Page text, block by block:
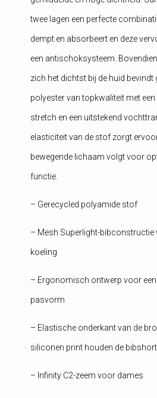
twee lagen een perfecte
dempt en absorbeert en deze
een antischoksysteem.
zich het dichtst bij de huid bevindt
polyester van topkwaliteit met een
stretch en een uitstekend
elasticiteit van de stof zorgt
bewegende lichaam volgt voor
functie.
– Gerecycled polyamide stof
– Mesh Superlight-bibconstructie
koeling
– Ergonomisch ontwerp voor
pasvorm
– Elastische onderkant van de
siliconen print houden de
– Infinity C2-zeem voor dames